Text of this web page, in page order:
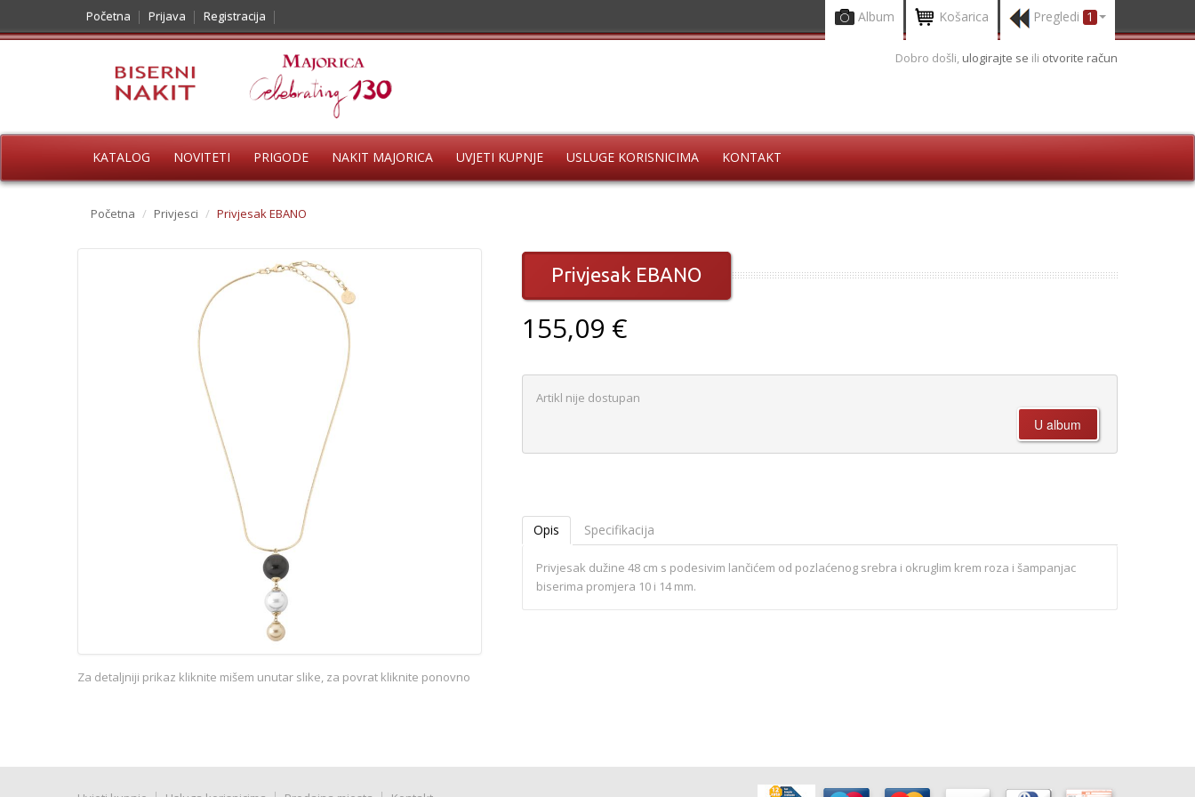
Početna Prijava Registracija Album Košarica Pregledi 1
Dobro došli, ulogirajte se ili otvorite račun
KATALOG NOVITETI PRIGODE NAKIT MAJORICA UVJETI KUPNJE USLUGE KORISNICIMA KONTAKT
Početna / Privjesci / Privjesak EBANO
Za detaljniji prikaz kliknite mišem unutar slike, za povrat kliknite ponovno
Privjesak EBANO
155,09 €
Artikl nije dostupan
Opis Specifikacija
Privjesak dužine 48 cm s podesivim lančićem od pozlaćenog srebra i okruglim krem roza i šampanjac
biserima promjera 10 i 14 mm.